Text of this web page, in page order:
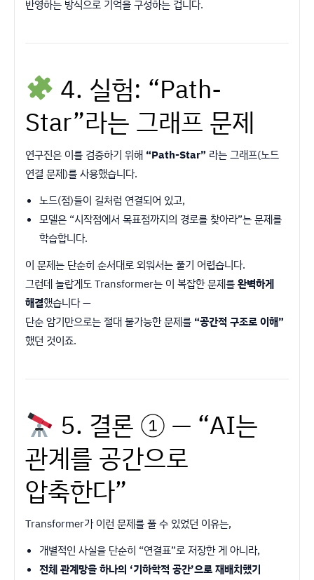
반영하는 방식으로 기억을 구성하는 겁니다.
4. 실험: “Path-
Star”라는 그래프 문제
연구진은 이를 검증하기 위해 “Path-Star” 라는 그래프(노드
연결 문제)를 사용했습니다.
노드(점)들이 길처럼 연결되어 있고,
모델은 “시작점에서 목표점까지의 경로를 찾아라”는 문제를
학습합니다.
이 문제는 단순히 순서대로 외워서는 풀기 어렵습니다.
그런데 놀랍게도 Transformer는 이 복잡한 문제를완벽하게
해결했습니다 —
단순 암기만으로는 절대 불가능한 문제를 “공간적 구조로 이해”
했던 것이죠.
5. 결론 ① — “AI는
관계를 공간으로
압축한다”
Transformer가 이런 문제를 풀 수 있었던 이유는,
개별적인 사실을 단순히 “연결표”로 저장한 게 아니라,
전체 관계망을 하나의 ‘기하학적 공간’으로 재배치했기